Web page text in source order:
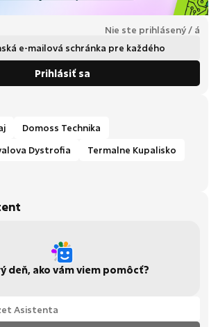
Nie ste prihlásený / á
e-mailová schránka pre každého
Prihlásiť sa
Domoss Technika
Dystrofia
Termalne Kupalisko
deň, ako vám viem pomôcť?